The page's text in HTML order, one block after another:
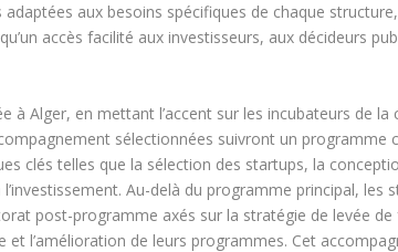
aux besoins spécifiques de chaque
accès facilité aux investisseurs, aux décideurs
à Alger, en mettant l’accent sur les incubateurs de la
sélectionnées suivront un programme
clés telles que la sélection des startups, la
Au-delà du programme principal, les
post-programme axés sur la stratégie de levée
et l’amélioration de leurs programmes. Cet